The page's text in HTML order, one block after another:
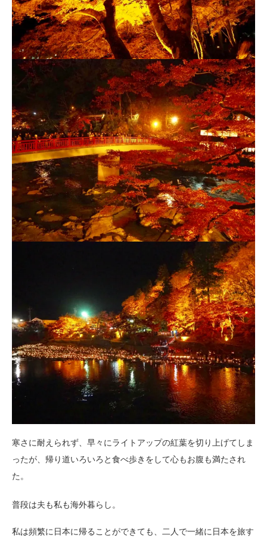
寒さに耐えられず、早々にライトアップの紅葉を切り上げてしま
ったが、帰り道いろいろと食べ歩きをして心もお腹も満たされ
た。
普段は夫も私も海外暮らし。
私は頻繁に日本に帰ることができても、二人で一緒に日本を旅す